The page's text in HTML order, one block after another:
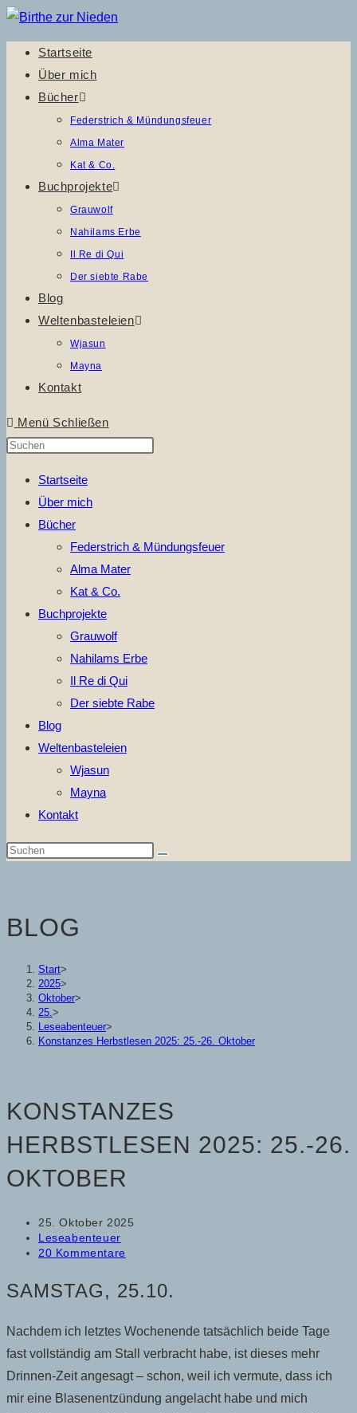
Zum
Inhalt
springen
Startseite
Über mich
Bücher
Federstrich & Mündungsfeuer
Alma Mater
Kat & Co.
Buchprojekte
Grauwolf
Nahilams Erbe
Il Re di Qui
Der siebte Rabe
Blog
Weltenbasteleien
Wjasun
Mayna
Kontakt
Menü Schließen
search
Startseite
Über mich
Bücher
Federstrich & Mündungsfeuer
Alma Mater
Kat & Co.
Buchprojekte
Grauwolf
Nahilams Erbe
Il Re di Qui
Der siebte Rabe
Blog
Weltenbasteleien
Wjasun
Mayna
Kontakt
Diese
BLOG
Start>
2025>
Oktober>
25. >
Leseabenteuer>
Konstanzes Herbstlesen 2025: 25.-26. Oktober
KONSTANZES
HERBSTLESEN 2025: 25.-26.
OKTOBER
Beitrag
veröffentlicht:
25. Oktober 2025
Beitrags-
Kategorie:
Leseabenteuer
Beitrags-
20 Kommentare
SAMSTAG, 25.10.
Nachdem ich letztes Wochenende tatsächlich beide Tage
fast vollständig am Stall verbracht habe, ist dieses mehr
Drinnen-Zeit angesagt – schon, weil ich vermute, dass ich
mir eine Blasenentzündung angelacht habe und mich